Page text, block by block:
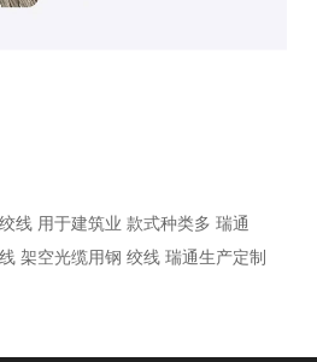
线 用于建筑业 款式种类多 瑞通
架空光缆用钢 绞线 瑞通生产定制